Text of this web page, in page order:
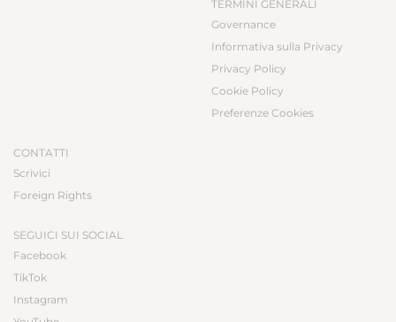
TERMINI GENERALI
Governance
Informativa sulla Privacy
Privacy Policy
Cookie Policy
Preferenze Cookies
CONTATTI
Scrivici
Foreign Rights
SEGUICI SUI SOCIAL
Facebook
TikTok
Instagram